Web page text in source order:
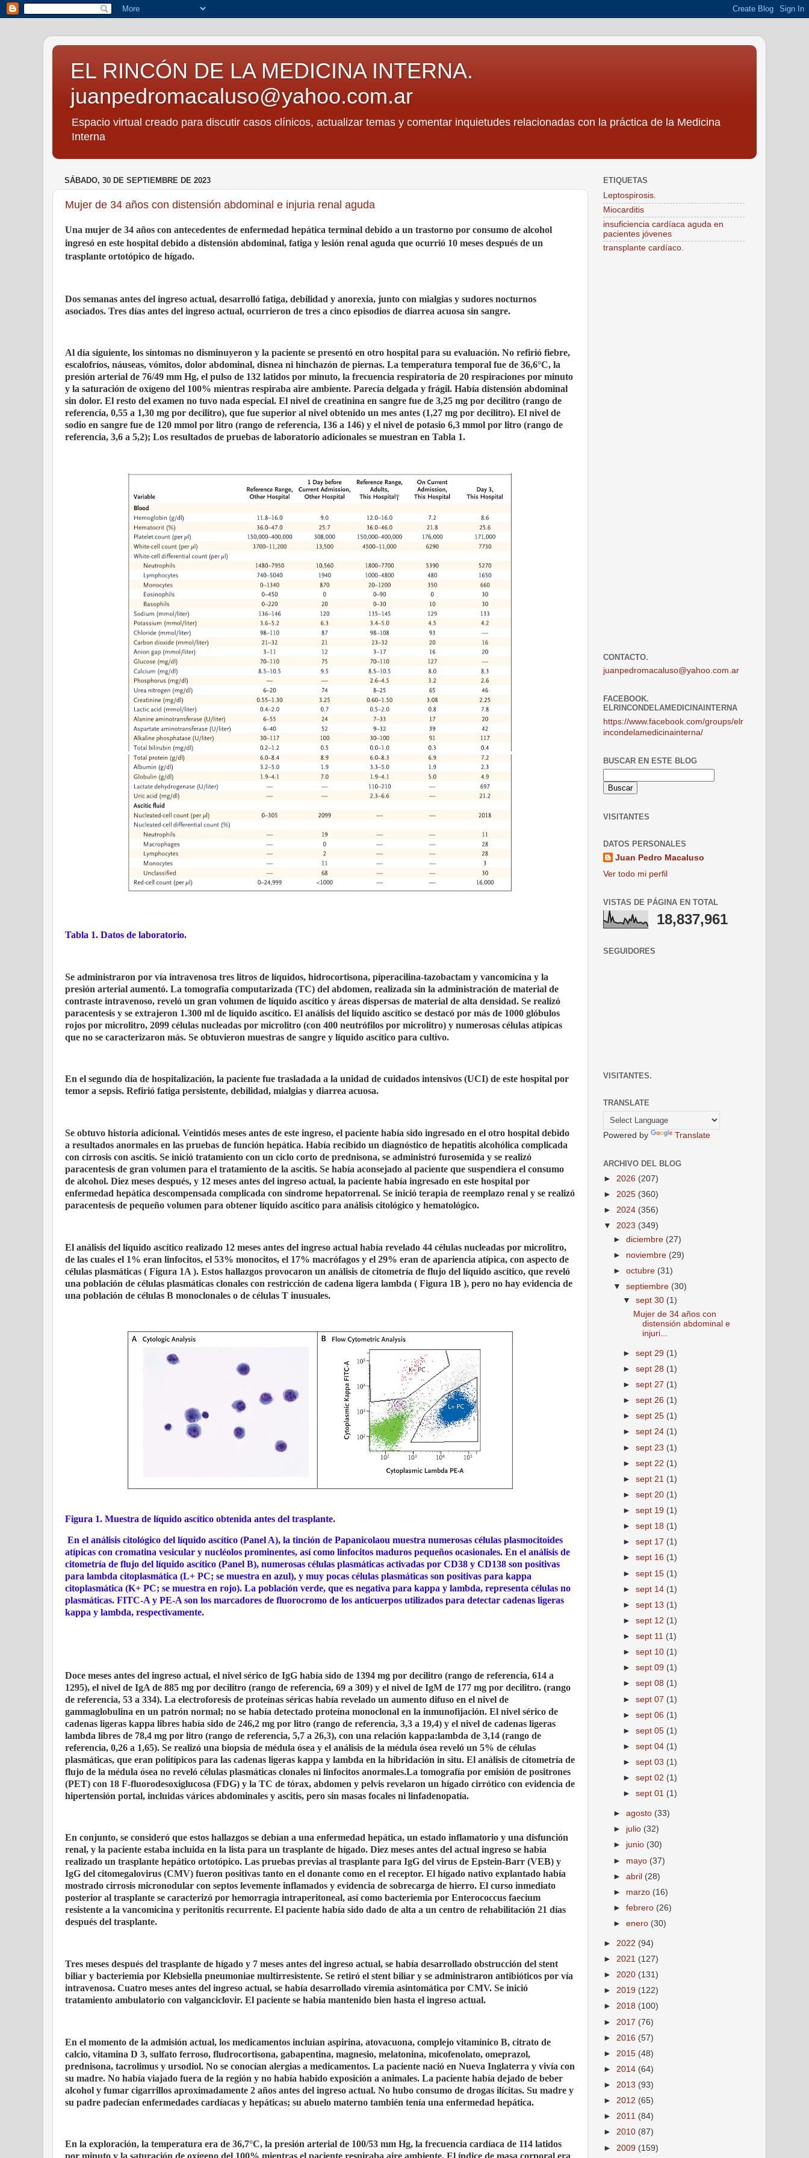
EL RINCÓN DE LA MEDICINA INTERNA.
juanpedromacaluso@yahoo.com.ar
Espacio virtual creado para discutir casos clínicos, actualizar temas y comentar inquietudes relacionadas con la práctica de la Medicina
Interna
SÁBADO, 30 DE SEPTIEMBRE DE 2023
Mujer de 34 años con distensión abdominal e injuria renal aguda
Una mujer de 34 años con antecedentes de enfermedad hepática terminal debido a un trastorno por consumo de alcohol
ingresó en este hospital debido a distensión abdominal, fatiga y lesión renal aguda que ocurrió 10 meses después de un
trasplante ortotópico de hígado.
Dos semanas antes del ingreso actual, desarrolló fatiga, debilidad y anorexia, junto con mialgias y sudores nocturnos
asociados. Tres días antes del ingreso actual, ocurrieron de tres a cinco episodios de diarrea acuosa sin sangre.
Al día siguiente, los síntomas no disminuyeron y la paciente se presentó en otro hospital para su evaluación. No refirió fiebre,
escalofríos, náuseas, vómitos, dolor abdominal, disnea ni hinchazón de piernas. La temperatura temporal fue de 36,6°C, la
presión arterial de 76/49 mm Hg, el pulso de 132 latidos por minuto, la frecuencia respiratoria de 20 respiraciones por minuto
y la saturación de oxígeno del 100% mientras respiraba aire ambiente. Parecía delgada y frágil. Había distensión abdominal
sin dolor. El resto del examen no tuvo nada especial. El nivel de creatinina en sangre fue de 3,25 mg por decilitro (rango de
referencia, 0,55 a 1,30 mg por decilitro), que fue superior al nivel obtenido un mes antes (1,27 mg por decilitro). El nivel de
sodio en sangre fue de 120 mmol por litro (rango de referencia, 136 a 146) y el nivel de potasio 6,3 mmol por litro (rango de
referencia, 3,6 a 5,2); Los resultados de pruebas de laboratorio adicionales se muestran en Tabla 1.
Tabla 1. Datos de laboratorio.
Se administraron por vía intravenosa tres litros de líquidos, hidrocortisona, piperacilina-tazobactam y vancomicina y la
presión arterial aumentó. La tomografía computarizada (TC) del abdomen, realizada sin la administración de material de
contraste intravenoso, reveló un gran volumen de líquido ascítico y áreas dispersas de material de alta densidad. Se realizó
paracentesis y se extrajeron 1.300 ml de líquido ascítico. El análisis del líquido ascítico se destacó por más de 1000 glóbulos
rojos por microlitro, 2099 células nucleadas por microlitro (con 400 neutrófilos por microlitro) y numerosas células atípicas
que no se caracterizaron más. Se obtuvieron muestras de sangre y líquido ascítico para cultivo.
En el segundo día de hospitalización, la paciente fue trasladada a la unidad de cuidados intensivos (UCI) de este hospital por
temor a sepsis. Refirió fatiga persistente, debilidad, mialgias y diarrea acuosa.
Se obtuvo historia adicional. Veintidós meses antes de este ingreso, el paciente había sido ingresado en el otro hospital debido
a resultados anormales en las pruebas de función hepática. Había recibido un diagnóstico de hepatitis alcohólica complicada
con cirrosis con ascitis. Se inició tratamiento con un ciclo corto de prednisona, se administró furosemida y se realizó
paracentesis de gran volumen para el tratamiento de la ascitis. Se había aconsejado al paciente que suspendiera el consumo
de alcohol. Diez meses después, y 12 meses antes del ingreso actual, la paciente había ingresado en este hospital por
enfermedad hepática descompensada complicada con síndrome hepatorrenal. Se inició terapia de reemplazo renal y se realizó
paracentesis de pequeño volumen para obtener líquido ascítico para análisis citológico y hematológico.
El análisis del líquido ascítico realizado 12 meses antes del ingreso actual había revelado 44 células nucleadas por microlitro,
de las cuales el 1% eran linfocitos, el 53% monocitos, el 17% macrófagos y el 29% eran de apariencia atípica, con aspecto de
células plasmáticas ( Figura 1A ). Estos hallazgos provocaron un análisis de citometría de flujo del líquido ascítico, que reveló
una población de células plasmáticas clonales con restricción de cadena ligera lambda ( Figura 1B ), pero no hay evidencia de
una población de células B monoclonales o de células T inusuales.
Figura 1. Muestra de líquido ascítico obtenida antes del trasplante.
En el análisis citológico del líquido ascítico (Panel A), la tinción de Papanicolaou muestra numerosas células plasmocitoides
atípicas con cromatina vesicular y nucléolos prominentes, así como linfocitos maduros pequeños ocasionales. En el análisis de
citometría de flujo del líquido ascítico (Panel B), numerosas células plasmáticas activadas por CD38 y CD138 son positivas
para lambda citoplasmática (L+ PC; se muestra en azul), y muy pocas células plasmáticas son positivas para kappa
citoplasmática (K+ PC; se muestra en rojo). La población verde, que es negativa para kappa y lambda, representa células no
plasmáticas. FITC-A y PE-A son los marcadores de fluorocromo de los anticuerpos utilizados para detectar cadenas ligeras
kappa y lambda, respectivamente.
Doce meses antes del ingreso actual, el nivel sérico de IgG había sido de 1394 mg por decilitro (rango de referencia, 614 a
1295), el nivel de IgA de 885 mg por decilitro (rango de referencia, 69 a 309) y el nivel de IgM de 177 mg por decilitro. (rango
de referencia, 53 a 334). La electroforesis de proteínas séricas había revelado un aumento difuso en el nivel de
gammaglobulina en un patrón normal; no se había detectado proteína monoclonal en la inmunofijación. El nivel sérico de
cadenas ligeras kappa libres había sido de 246,2 mg por litro (rango de referencia, 3,3 a 19,4) y el nivel de cadenas ligeras
lambda libres de 78,4 mg por litro (rango de referencia, 5,7 a 26,3), con una relación kappa:lambda de 3,14 (rango de
referencia, 0,26 a 1,65). Se realizó una biopsia de médula ósea y el análisis de la médula ósea reveló un 5% de células
plasmáticas, que eran politípicos para las cadenas ligeras kappa y lambda en la hibridación in situ. El análisis de citometría de
flujo de la médula ósea no reveló células plasmáticas clonales ni linfocitos anormales.La tomografía por emisión de positrones
(PET) con 18 F-fluorodesoxiglucosa (FDG) y la TC de tórax, abdomen y pelvis revelaron un hígado cirrótico con evidencia de
hipertensión portal, incluidas várices abdominales y ascitis, pero sin masas focales ni linfadenopatía.
En conjunto, se consideró que estos hallazgos se debían a una enfermedad hepática, un estado inflamatorio y una disfunción
renal, y la paciente estaba incluida en la lista para un trasplante de hígado. Diez meses antes del actual ingreso se había
realizado un trasplante hepático ortotópico. Las pruebas previas al trasplante para IgG del virus de Epstein-Barr (VEB) y
IgG del citomegalovirus (CMV) fueron positivas tanto en el donante como en el receptor. El hígado nativo explantado había
mostrado cirrosis micronodular con septos levemente inflamados y evidencia de sobrecarga de hierro. El curso inmediato
posterior al trasplante se caracterizó por hemorragia intraperitoneal, así como bacteriemia por Enterococcus faecium
resistente a la vancomicina y peritonitis recurrente. El paciente había sido dado de alta a un centro de rehabilitación 21 días
después del trasplante.
Tres meses después del trasplante de hígado y 7 meses antes del ingreso actual, se había desarrollado obstrucción del stent
biliar y bacteriemia por Klebsiella pneumoniae multirresistente. Se retiró el stent biliar y se administraron antibióticos por vía
intravenosa. Cuatro meses antes del ingreso actual, se había desarrollado viremia asintomática por CMV. Se inició
tratamiento ambulatorio con valganciclovir. El paciente se había mantenido bien hasta el ingreso actual.
En el momento de la admisión actual, los medicamentos incluían aspirina, atovacuona, complejo vitamínico B, citrato de
calcio, vitamina D 3, sulfato ferroso, fludrocortisona, gabapentina, magnesio, melatonina, micofenolato, omeprazol,
prednisona, tacrolimus y ursodiol. No se conocían alergias a medicamentos. La paciente nació en Nueva Inglaterra y vivía con
su madre. No había viajado fuera de la región y no había habido exposición a animales. La paciente había dejado de beber
alcohol y fumar cigarrillos aproximadamente 2 años antes del ingreso actual. No hubo consumo de drogas ilícitas. Su madre y
su padre padecían enfermedades cardíacas y hepáticas; su abuelo materno también tenía una enfermedad hepática.
En la exploración, la temperatura era de 36,7°C, la presión arterial de 100/53 mm Hg, la frecuencia cardíaca de 114 latidos
ETIQUETAS
Leptospirosis.
Miocarditis
insuficiencia cardíaca aguda en
pacientes jóvenes
transplante cardíaco.
CONTACTO.
juanpedromacaluso@yahoo.com.ar
FACEBOOK.
ELRINCONDELAMEDICINAINTERNA
https://www.facebook.com/groups/elr
incondelamedicinainterna/
BUSCAR EN ESTE BLOG
VISITANTES
DATOS PERSONALES
Juan Pedro Macaluso
Ver todo mi perfil
VISTAS DE PÁGINA EN TOTAL
18,837,961
SEGUIDORES
VISITANTES.
TRANSLATE
Powered by Translate
ARCHIVO DEL BLOG
► 2026 (207)
► 2025 (360)
► 2024 (356)
▼ 2023 (349)
►diciembre (27)
► noviembre (29)
►octubre (31)
▼septiembre (30)
▼sept 30 (1)
Mujer de 34 años con
distensión abdominal e
injuri...
►sept 29 (1)
►sept 28 (1)
►sept 27 (1)
►sept 26 (1)
►sept 25 (1)
►sept 24 (1)
►sept 23 (1)
►sept 22 (1)
►sept 21 (1)
►sept 20 (1)
►sept 19 (1)
►sept 18 (1)
►sept 17 (1)
►sept 16 (1)
►sept 15 (1)
►sept 14 (1)
►sept 13 (1)
►sept 12 (1)
►sept 11 (1)
►sept 10 (1)
►sept 09 (1)
►sept 08 (1)
►sept 07 (1)
►sept 06 (1)
►sept 05 (1)
►sept 04 (1)
►sept 03 (1)
►sept 02 (1)
►sept 01 (1)
►agosto (33)
► julio (32)
► junio (30)
► mayo (37)
►abril (28)
► marzo (16)
►febrero (26)
►enero (30)
► 2022 (94)
► 2021 (127)
► 2020 (131)
► 2019 (122)
► 2018 (100)
► 2017 (76)
► 2016 (57)
► 2015 (48)
► 2014 (64)
► 2013 (93)
► 2012 (65)
► 2011 (84)
► 2010 (87)
► 2009 (159)